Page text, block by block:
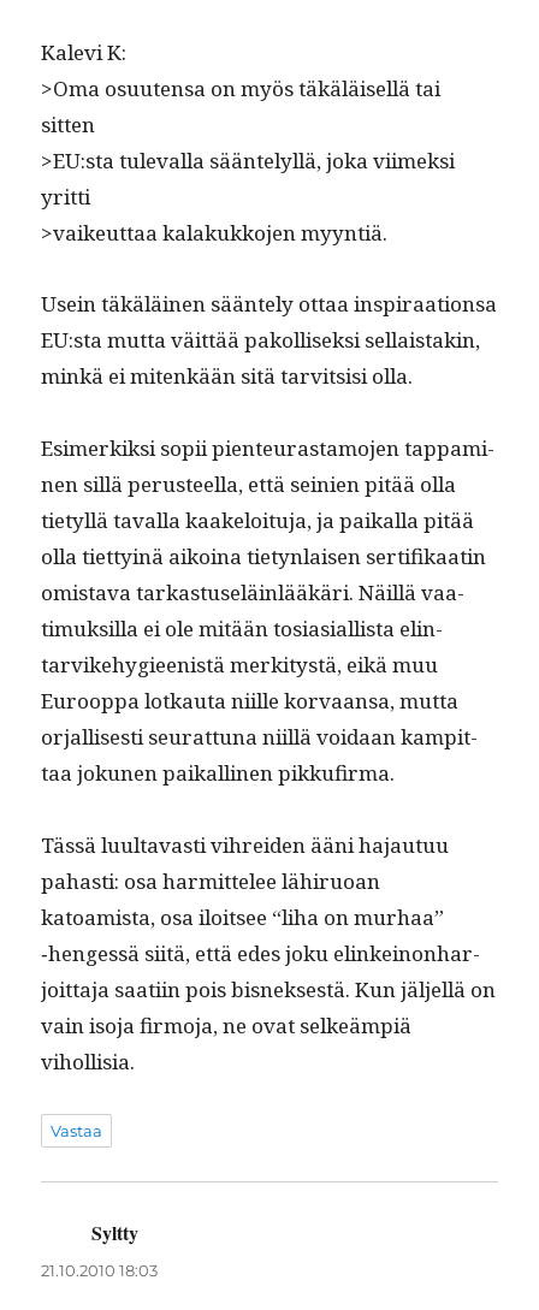
Kale­vi K:
>Oma osuuten­sa on myös täkäläisel­lä tai
sitten
>EU:sta tule­val­la sään­te­lyl­lä, joka viimek­si
yritti
>vaikeut­taa kalakukko­jen myyntiä.
Usein täkäläi­nen sään­te­ly ottaa inspi­raa­tion­sa
EU:sta mut­ta väit­tää pakol­lisek­si sel­l­ais­takin,
minkä ei mitenkään sitä tarvit­sisi olla.
Esimerkik­si sopii pien­teuras­ta­mo­jen tap­pami­
nen sil­lä perus­teel­la, että seinien pitää olla
tietyl­lä taval­la kaakeloitu­ja, ja paikalla pitää
olla tiet­ty­inä aikoina tietyn­laisen ser­ti­fikaatin
omis­ta­va tarkas­tuseläin­lääkäri. Näil­lä vaa­
timuk­sil­la ei ole mitään tosi­asial­lista elin­
tarvike­hy­gieenistä merk­i­tys­tä, eikä muu
Euroop­pa lotkau­ta niille kor­vaansa, mut­ta
orjal­lis­es­ti seu­rat­tuna niil­lä voidaan kampit­
taa jokunen paikalli­nen pikkufirma.
Tässä luul­tavasti vihrei­den ääni hajau­tuu
pahasti: osa har­mit­telee lähiruoan
katoamista, osa iloit­see “liha on murhaa”
‑hengessä siitä, että edes joku elinkeinon­har­
joit­ta­ja saati­in pois bis­nek­ses­tä. Kun jäl­jel­lä on
vain iso­ja fir­mo­ja, ne ovat selkeämpiä
vihollisia.
Vastaa
Syltty
21.10.2010 18:03